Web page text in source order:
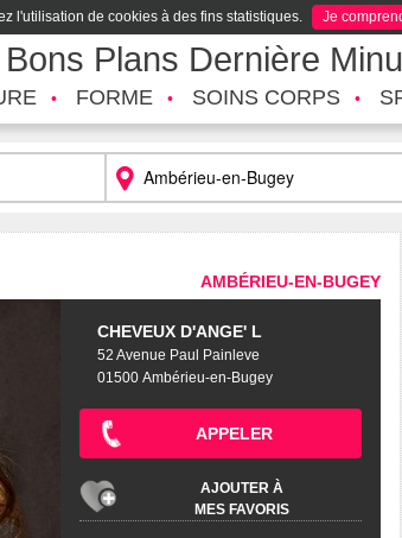
l'utilisation de cookies à des fins statistiques. Je
Bons Plans Dernière
FORME SOINS CORPS
AMBÉRIEU-EN-BUGEY
CHEVEUX D'ANGE' L
52 Avenue Paul Painleve
01500 Ambérieu-en-Bugey
APPELER
AJOUTER À
MES FAVORIS